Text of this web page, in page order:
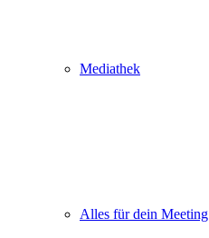
Mediathek
Alles für dein Meeting